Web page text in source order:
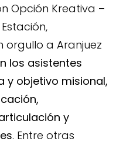
Opción Kreativa –
orgullo a Aranjuez
los asistentes
y objetivo misional,
y
. Entre otras